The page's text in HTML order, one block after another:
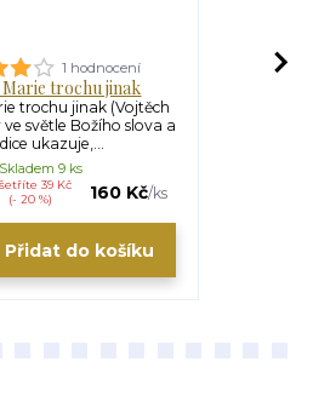
1 hodnocení
trochu jinak
trochu jinak (Vojtěch
světle Božího slova a
ukazuje,...
39 Kč
(- 20 %)
160 Kč/ks
Skladem 9 ks
Přidat do košíku